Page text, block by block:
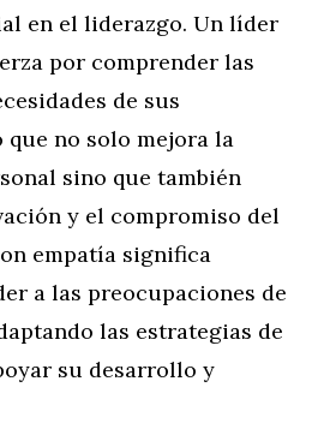
en el liderazgo. Un líder
por comprender las
de sus
que no solo mejora la
sino que también
y el compromiso del
empatía significa
a las preocupaciones de
las estrategias de
su desarrollo y